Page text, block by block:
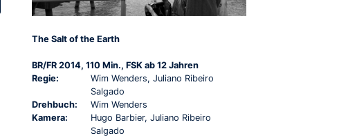
The Salt of the Earth
BR/FR 2014, 110 Min., FSK ab 12 Jahren
Regie:
Wim Wenders, Juliano Ribeiro
Salgado
Drehbuch:
Wim Wenders
Kamera:
Hugo Barbier, Juliano Ribeiro
Salgado